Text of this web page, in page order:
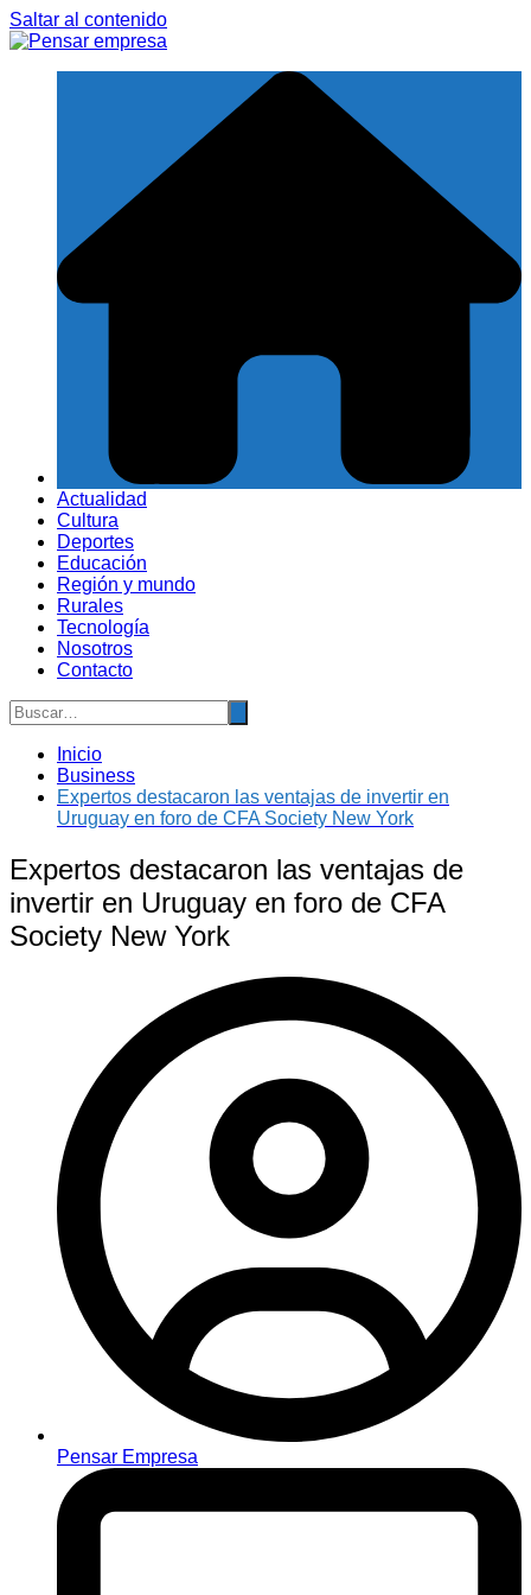
Saltar al contenido
Actualidad
Cultura
Deportes
Educación
Región y mundo
Rurales
Tecnología
Nosotros
Contacto
Inicio
Business
Expertos destacaron las ventajas de invertir en
Uruguay en foro de CFA Society New York
Expertos destacaron las ventajas de
invertir en Uruguay en foro de CFA
Society New York
Pensar Empresa